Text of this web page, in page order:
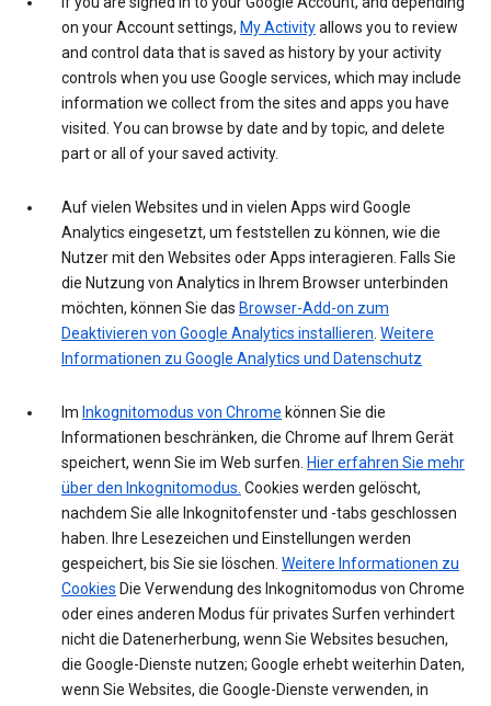
on your Account settings, My Activityallows you to review
and control data that is saved as history by your activity
controls when you use Google services, which may include
information we collect from the sites and apps you have
visited. You can browse by date and by topic, and delete
part or all of your saved activity.
Auf vielen Websites und in vielen Apps wird Google
Analytics eingesetzt, um feststellen zu können, wie die
Nutzer mit den Websites oder Apps interagieren. Falls Sie
die Nutzung von Analytics in Ihrem Browser unterbinden
möchten, können Sie das Browser-Add-on zum
Deaktivieren von Google Analytics installieren. Weitere
Informationen zu Google Analytics und Datenschutz
Im Inkognitomodus von Chrome können Sie die
Informationen beschränken, die Chrome auf Ihrem Gerät
speichert, wenn Sie im Web surfen. Hier erfahren Sie mehr
über den Inkognitomodus. Cookies werden gelöscht,
nachdem Sie alle Inkognitofenster und -tabs geschlossen
haben. Ihre Lesezeichen und Einstellungen werden
gespeichert, bis Sie sie löschen. Weitere Informationen zu
Cookies Die Verwendung des Inkognitomodus von Chrome
oder eines anderen Modus für privates Surfen verhindert
nicht die Datenerherbung, wenn Sie Websites besuchen,
die Google-Dienste nutzen; Google erhebt weiterhin Daten,
wenn Sie Websites, die Google-Dienste verwenden, in